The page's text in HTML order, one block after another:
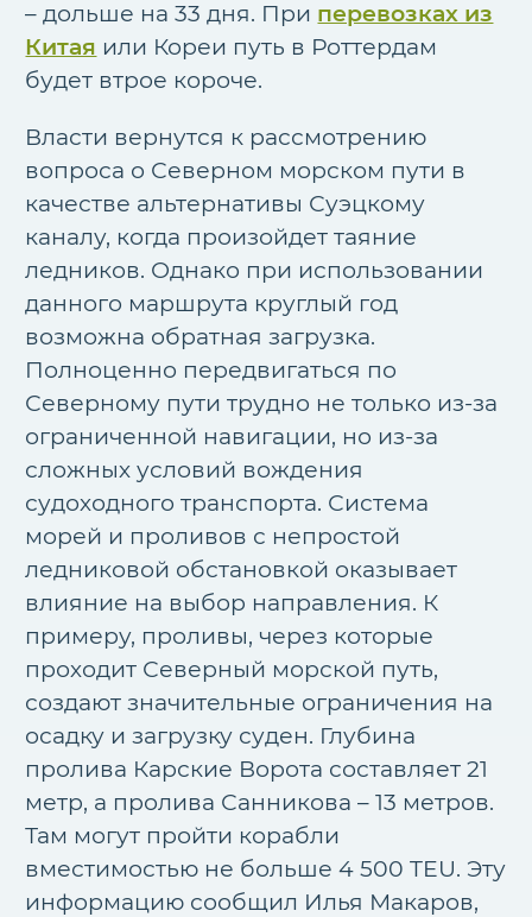
– дольше на 33 дня. При перевозках из
Китая или Кореи путь в Роттердам
будет втрое короче.
Власти вернутся к рассмотрению
вопроса о Северном морском пути в
качестве альтернативы Суэцкому
каналу, когда произойдет таяние
ледников. Однако при использовании
данного маршрута круглый год
возможна обратная загрузка.
Полноценно передвигаться по
Северному пути трудно не только из-за
ограниченной навигации, но из-за
сложных условий вождения
судоходного транспорта. Система
морей и проливов с непростой
ледниковой обстановкой оказывает
влияние на выбор направления. К
примеру, проливы, через которые
проходит Северный морской путь,
создают значительные ограничения на
осадку и загрузку суден. Глубина
пролива Карские Ворота составляет 21
метр, а пролива Санникова – 13 метров.
Там могут пройти корабли
вместимостью не больше 4 500 TEU. Эту
информацию сообщил Илья Макаров,